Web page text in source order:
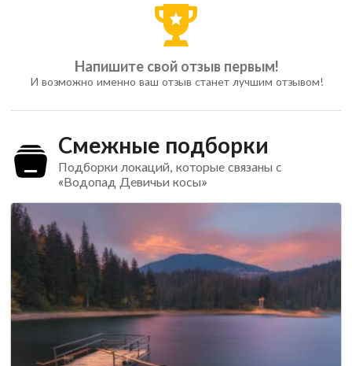
Напишите свой отзыв первым!
И возможно именно ваш отзыв станет лучшим отзывом!
Смежные подборки
Подборки локаций, которые связаны с
«Водопад Девичьи косы»